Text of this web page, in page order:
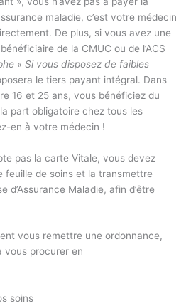
maladie, c’est votre médecin
De plus, si vous avez une
de la CMUC ou de l’ACS
« Si vous disposez de faibles
le tiers payant intégral. Dans
16 et 25 ans, vous bénéficiez du
part obligatoire chez tous les
en à votre médecin !
pas la carte Vitale, vous devez
feuille de soins et la transmettre
d’Assurance Maladie, afin d’être
vous remettre une ordonnance,
vous procurer en
soins